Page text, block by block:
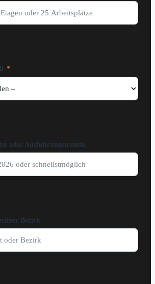
*
oder Ausführungstermin
Bezirk